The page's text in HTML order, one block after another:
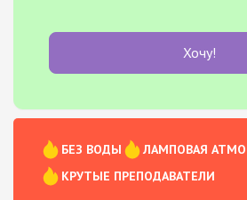
Хочу!
БЕЗ ВОДЫ
ЛАМПОВАЯ
КРУТЫЕ ПРЕПОДАВАТЕЛИ